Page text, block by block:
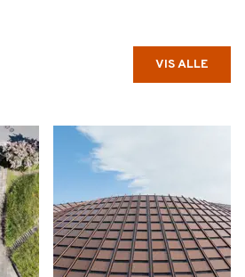
VIS ALLE